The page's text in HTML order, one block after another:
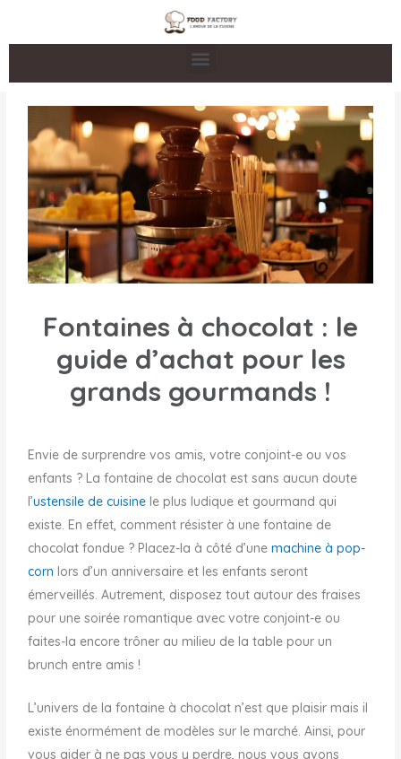
Fontaines à chocolat : le
guide d’achat pour les
grands gourmands !
Envie de surprendre vos amis, votre conjoint-e ou vos
enfants ? La fontaine de chocolat est sans aucun doute
l’ustensile de cuisine le plus ludique et gourmand qui
existe. En effet, comment résister à une fontaine de
chocolat fondue ? Placez-la à côté d’unemachine à pop-
corn lors d’un anniversaire et les enfants seront
émerveillés. Autrement, disposez tout autour des fraises
pour une soirée romantique avec votre conjoint-e ou
faites-la encore trôner au milieu de la table pour un
brunch entre amis !
L’univers de la fontaine à chocolat n’est que plaisir mais il
existe énormément de modèles sur le marché. Ainsi, pour
vous aider à ne pas vous y perdre, nous vous avons